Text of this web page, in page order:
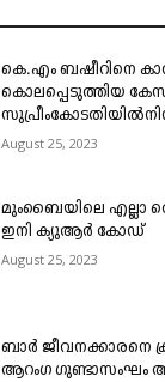
കെ.എം ബഷീറിനെ
കൊലപ്പെടുത്തിയ കേസ്;
August 25, 2023
മുംബൈയിലെ എല്ലാ
ഇനി ക്യുആർ കോഡ്
August 25, 2023
ബാർ ജീവനക്കാരനെ
ആറംഗ ഗുണ്ടാസംഘം